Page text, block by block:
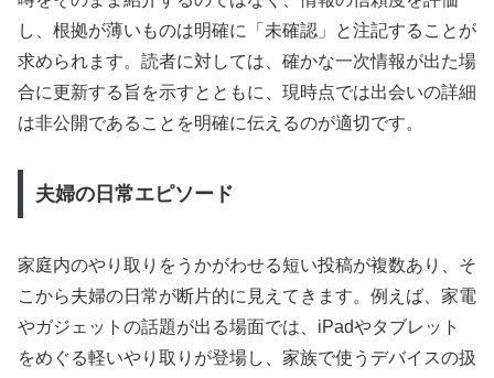
し、根拠が薄いものは明確に「未確認」と注記することが
求められます。読者に対しては、確かな一次情報が出た場
合に更新する旨を示すとともに、現時点では出会いの詳細
は非公開であることを明確に伝えるのが適切です。
夫婦の日常エピソード
家庭内のやり取りをうかがわせる短い投稿が複数あり、そ
こから夫婦の日常が断片的に見えてきます。例えば、家電
やガジェットの話題が出る場面では、iPadやタブレット
をめぐる軽いやり取りが登場し、家族で使うデバイスの扱